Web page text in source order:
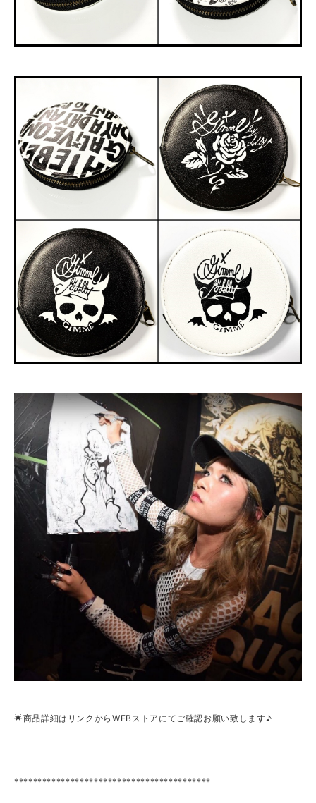
🌟商品詳細はリンクからWEBストアにてご確認お願い致します♪
******************************************